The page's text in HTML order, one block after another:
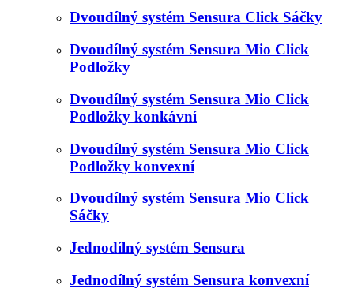
Dvoudílný systém Sensura Click Sáčky
Dvoudílný systém Sensura Mio Click
Podložky
Dvoudílný systém Sensura Mio Click
Podložky konkávní
Dvoudílný systém Sensura Mio Click
Podložky konvexní
Dvoudílný systém Sensura Mio Click
Sáčky
Jednodílný systém Sensura
Jednodílný systém Sensura konvexní